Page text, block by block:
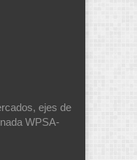
ejes de
WPSA-